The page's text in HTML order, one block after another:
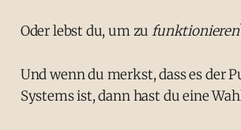
Oder lebst du, um zufunktionieren
Und wenn du merkst, dass es der
Systems ist, dann hast du eine